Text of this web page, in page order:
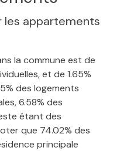
les appartements
la commune est de
et de 1.65%
des logements
6.58% des
étant des
que 74.02% des
principale